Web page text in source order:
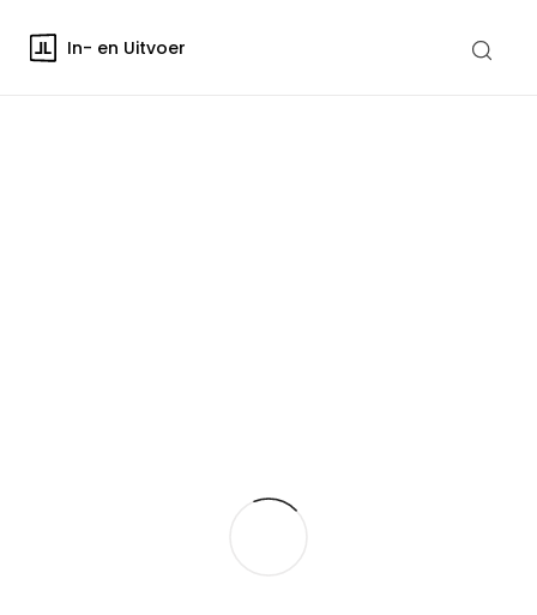
In- en Uitvoer